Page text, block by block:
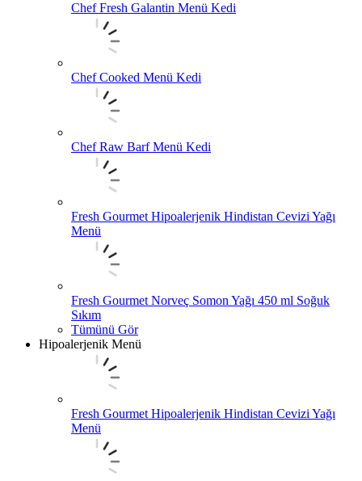
Chef Fresh Galantin Menü Kedi
Chef Cooked Menü Kedi
Chef Raw Barf Menü Kedi
Fresh Gourmet Hipoalerjenik Hindistan Cevizi Yağı
Menü
Fresh Gourmet Norveç Somon Yağı 450 ml Soğuk
Sıkım
Tümünü Gör
Hipoalerjenik Menü
Fresh Gourmet Hipoalerjenik Hindistan Cevizi Yağı
Menü